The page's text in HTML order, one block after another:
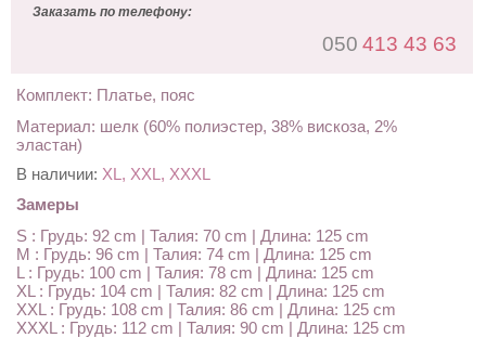
Заказать по телефону:
050 413 43 63
Комплект: Платье, пояс
Материал: шелк (60% полиэстер, 38% вискоза, 2%
эластан)
В наличии: XL, XXL, XXXL
Замеры
S : Грудь: 92 cm | Талия: 70 cm | Длина: 125 cm
M : Грудь: 96 cm | Талия: 74 cm | Длина: 125 cm
L : Грудь: 100 cm | Талия: 78 cm | Длина: 125 cm
XL : Грудь: 104 cm | Талия: 82 cm | Длина: 125 cm
XXL : Грудь: 108 cm | Талия: 86 cm | Длина: 125 cm
XXXL : Грудь: 112 cm | Талия: 90 cm | Длина: 125 cm